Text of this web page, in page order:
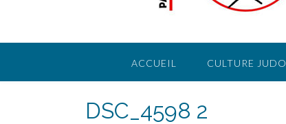
ACCUEIL CULTURE JUDO
DSC_4598 2